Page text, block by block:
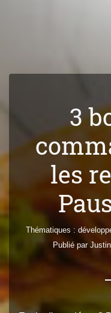
3
les
Thématiques :
Publié par